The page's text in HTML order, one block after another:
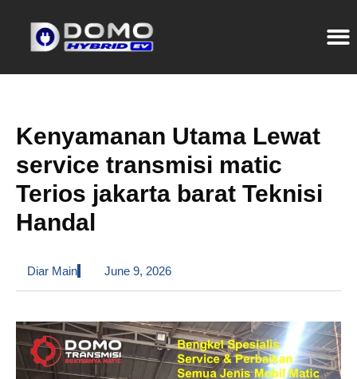
Kenyamanan Utama Lewat
service transmisi matic
Terios jakarta barat Teknisi
Handal
Diar Main June 9, 2026